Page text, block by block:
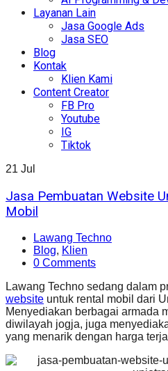
Layanan Lain
Jasa Google Ads
Jasa SEO
Blog
Kontak
Klien Kami
Content Creator
FB Pro
Youtube
IG
Tiktok
21 Jul
Jasa Pembuatan Website
Mobil
Lawang Techno
Blog, Klien
0 Comments
Lawang Techno sedang dalam
website untuk rental mobil dari
Menyediakan berbagai armada
diwilayah jogja, juga
yang menarik dengan harga